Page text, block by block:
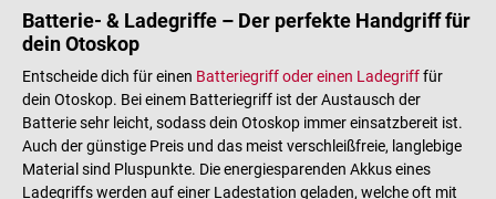
Batterie- & Ladegriffe – Der perfekte Handgriff für
dein Otoskop
Entscheide dich für einen Batteriegriff oder einen Ladegrifffür
dein Otoskop. Bei einem Batteriegriff ist der Austausch der
Batterie sehr leicht, sodass dein Otoskop immer einsatzbereit ist.
Auch der günstige Preis und das meist verschleißfreie, langlebige
Material sind Pluspunkte. Die energiesparenden Akkus eines
Ladegriffs werden auf einer Ladestation geladen, welche oft mit